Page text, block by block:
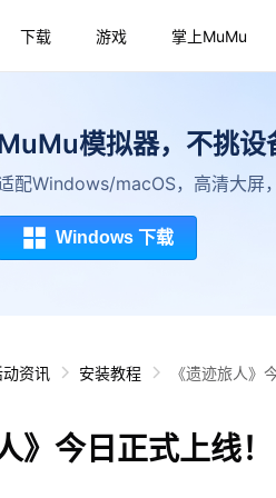
下载 游戏 掌上MuMu
模拟器，不挑设
配Windows/macOS，高清大屏
Windows 下载
动资讯 安装教程 《遗迹旅人》
》今日正式上线！